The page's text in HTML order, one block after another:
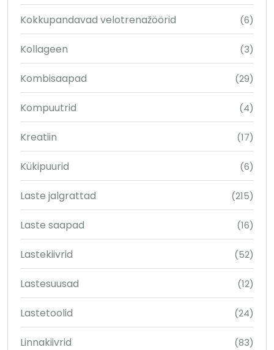
Kokkupandavad velotrenažöörid (6)
Kollageen (3)
Kombisaapad (29)
Kompuutrid (4)
Kreatiin (17)
Kükipuurid (6)
Laste jalgrattad (215)
Laste saapad (16)
Lastekiivrid (52)
Lastesuusad (12)
Lastetoolid (24)
Linnakiivrid (83)